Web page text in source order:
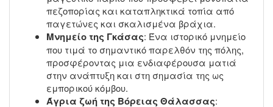
πεζοπορίας και καταπληκτικά τοπία από
παγετώνες και σκαλισμένα βράχια.
Μνημείο της Γκάσας: Ένα ιστορικό μνημείο
που τιμά το σημαντικό παρελθόν της πόλης,
προσφέροντας μια ενδιαφέρουσα ματιά
στην ανάπτυξη και στη σημασία της ως
εμπορικού κόμβου.
Άγρια ζωή της Βόρειας Θάλασσας: